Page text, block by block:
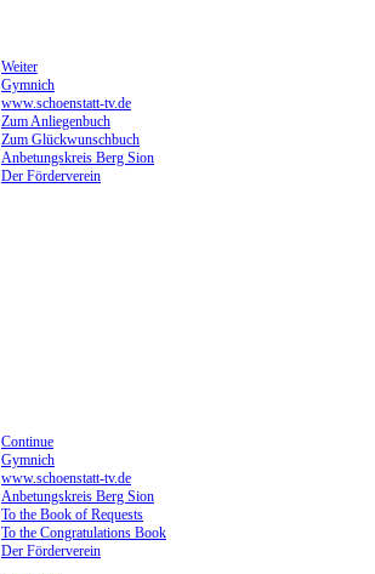
Weiter
Gymnich
www.schoenstatt-tv.de
Zum Anliegenbuch
Zum Glückwunschbuch
Anbetungskreis Berg Sion
Der Förderverein
Continue
Gymnich
www.schoenstatt-tv.de
Anbetungskreis Berg Sion
To the Book of Requests
To the Congratulations Book
Der Förderverein